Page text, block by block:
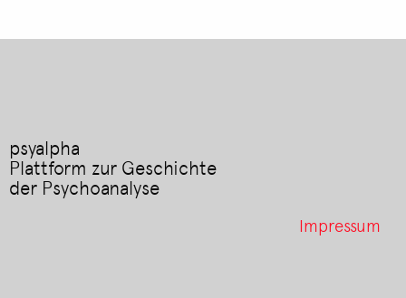
psyalpha
Plattform zur Geschichte
der Psychoanalyse
Impressum